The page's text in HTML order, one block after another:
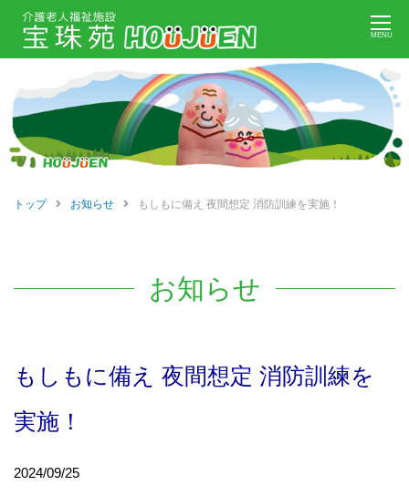
Skip
MENU
トップ お知らせ もしもに備え 夜間想定 消防訓練を実施！
お知らせ
もしもに備え 夜間想定 消防訓練を
実施！
2024/09/25